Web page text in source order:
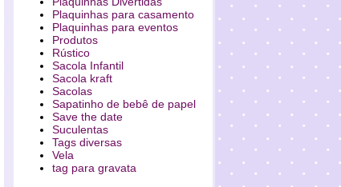
Plaquinhas para casamento
Plaquinhas para eventos
Produtos
Rústico
Sacola Infantil
Sacola kraft
Sacolas
Sapatinho de bebê de papel
Save the date
Suculentas
Tags diversas
Vela
tag para gravata